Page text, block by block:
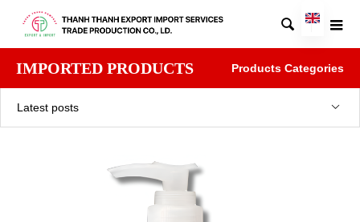

IMPORTED PRODUCTS Products Categories
Latest posts